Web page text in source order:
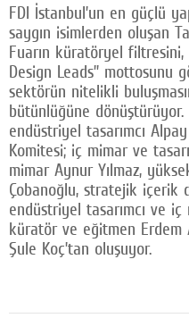
FDI İstanbul’un en güçlü
saygın isimlerden oluşan
Fuarın küratöryel
Design Leads” mottosunu
sektörün nitelikli
bütünlüğüne dönüştürüyor.
endüstriyel tasarımcı
Komitesi; iç mimar ve
mimar Aynur Yılmaz,
Çobanoğlu, stratejik içerik
endüstriyel tasarımcı ve iç
küratör ve eğitmen Erdem
Şule Koç’tan oluşuyor.